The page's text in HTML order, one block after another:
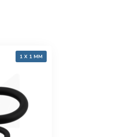
1 X 1 MM